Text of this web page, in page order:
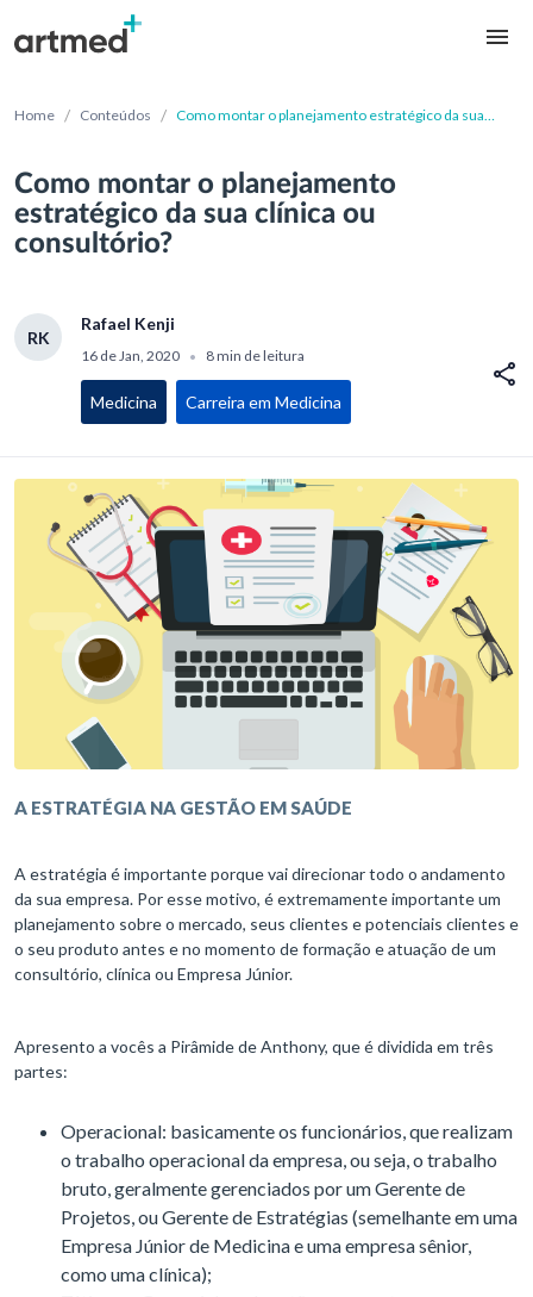
Home / Conteúdos / Como montar o planejamento estratégico da sua
Como montar o planejamento
estratégico da sua clínica ou
consultório?
RK
Rafael Kenji
16 de Jan, 2020 • 8 min de leitura
Medicina Carreira em Medicina
A ESTRATÉGIA NA GESTÃO EM SAÚDE
A estratégia é importante porque vai direcionar todo o andamento
da sua empresa. Por esse motivo, é extremamente importante um
planejamento sobre o mercado, seus clientes e potenciais clientes e
o seu produto antes e no momento de formação e atuação de um
consultório, clínica ou Empresa Júnior.
Apresento a vocês a Pirâmide de Anthony, que é dividida em três
partes:
Operacional: basicamente os funcionários, que realizam
o trabalho operacional da empresa, ou seja, o trabalho
bruto, geralmente gerenciados por um Gerente de
Projetos, ou Gerente de Estratégias (semelhante em uma
Empresa Júnior de Medicina e uma empresa sênior,
como uma clínica);